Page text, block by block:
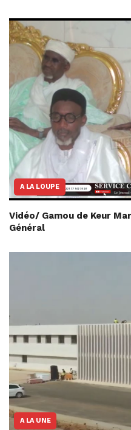
A LA LOUPE
Vidéo/ Gamou de Keur
Général
A LA UNE